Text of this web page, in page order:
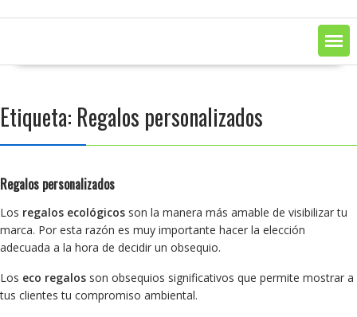
Etiqueta: Regalos personalizados
Regalos personalizados
Los regalos ecológicos son la manera más amable de visibilizar tu
marca. Por esta razón es muy importante hacer la elección
adecuada a la hora de decidir un obsequio.
Los eco regalos son obsequios significativos que permite mostrar a
tus clientes tu compromiso ambiental.